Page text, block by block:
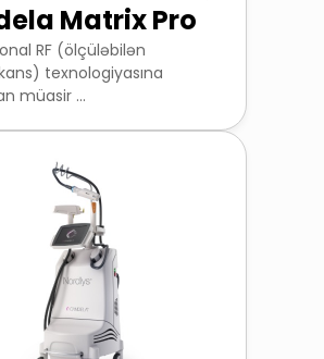
Matrix Pro
RF (ölçüləbilən
texnologiyasına
müasir ...